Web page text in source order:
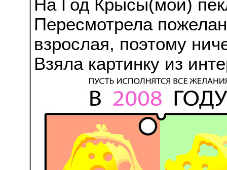
На Год Крысы(мой)
Пересмотрела
взрослая, поэтому
Взяла картинку из